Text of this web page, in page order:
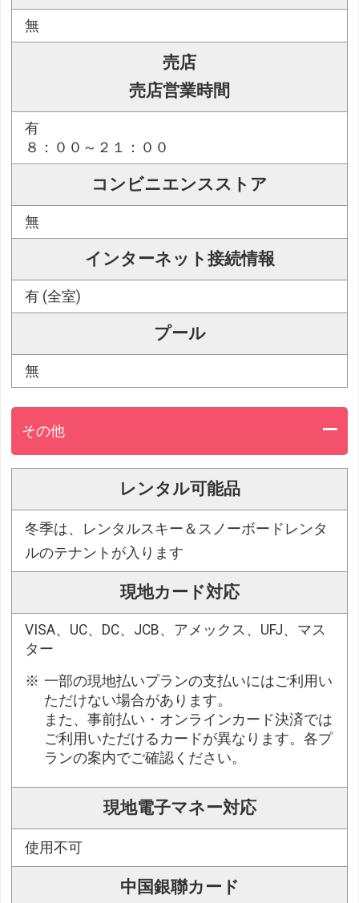
無
売店
売店営業時間
有
８：００～２１：００
コンビニエンスストア
無
インターネット接続情報
有 (全室)
プール
無
その他
レンタル可能品
冬季は、レンタルスキー＆スノーボードレンタ
ルのテナントが入ります
現地カード対応
VISA、UC、DC、JCB、アメックス、UFJ、マス
ター
一部の現地払いプランの支払いにはご利用い
ただけない場合があります。
また、事前払い・オンラインカード決済では
ご利用いただけるカードが異なります。各プ
ランの案内でご確認ください。
現地電子マネー対応
使用不可
中国銀聯カード